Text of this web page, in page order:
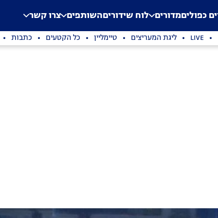
Application error: a
. כפוליםמדורים לוח שידוריםהשותפים צרו קשר
LIVE ליגת המעריצים טיימליין כל הקטעים כתבות